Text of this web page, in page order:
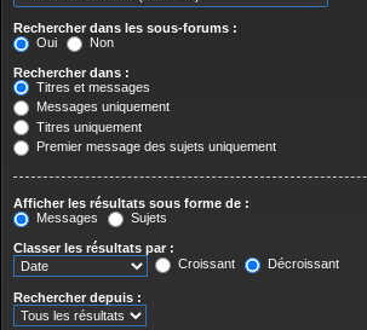
Rechercher dans les sous-forums :
Oui
Non
Rechercher dans :
Titres et messages
Messages uniquement
Titres uniquement
Premier message des sujets uniquement
Afficher les résultats sous forme de :
Messages
Sujets
Classer les résultats par :
Croissant
Décroissant
Rechercher depuis :